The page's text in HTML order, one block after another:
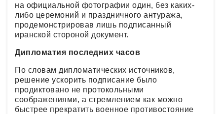
на официальной фотографии один, без каких-
либо церемоний и праздничного антуража,
продемонстрировав лишь подписанный
иранской стороной документ.
Дипломатия последних часов
По словам дипломатических источников,
решение ускорить подписание было
продиктовано не протокольными
соображениями, а стремлением как можно
быстрее прекратить военное противостояние